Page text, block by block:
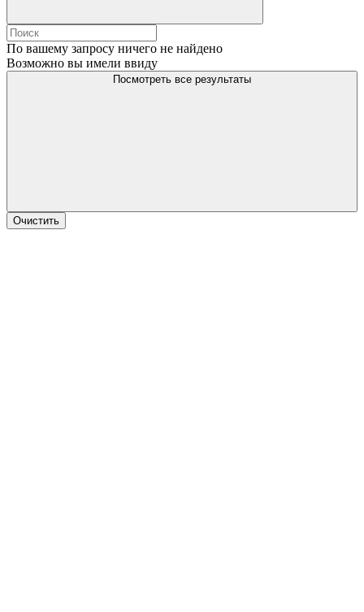
По вашему запросу ничего не найдено
Возможно вы имели ввиду
Посмотреть все результаты
Очистить